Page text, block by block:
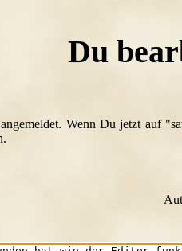
Du
Wenn Du jetzt auf